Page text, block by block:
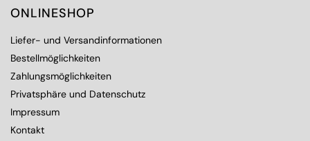
ONLINESHOP
Liefer- und Versandinformationen
Bestellmöglichkeiten
Zahlungsmöglichkeiten
Privatsphäre und Datenschutz
Impressum
Kontakt